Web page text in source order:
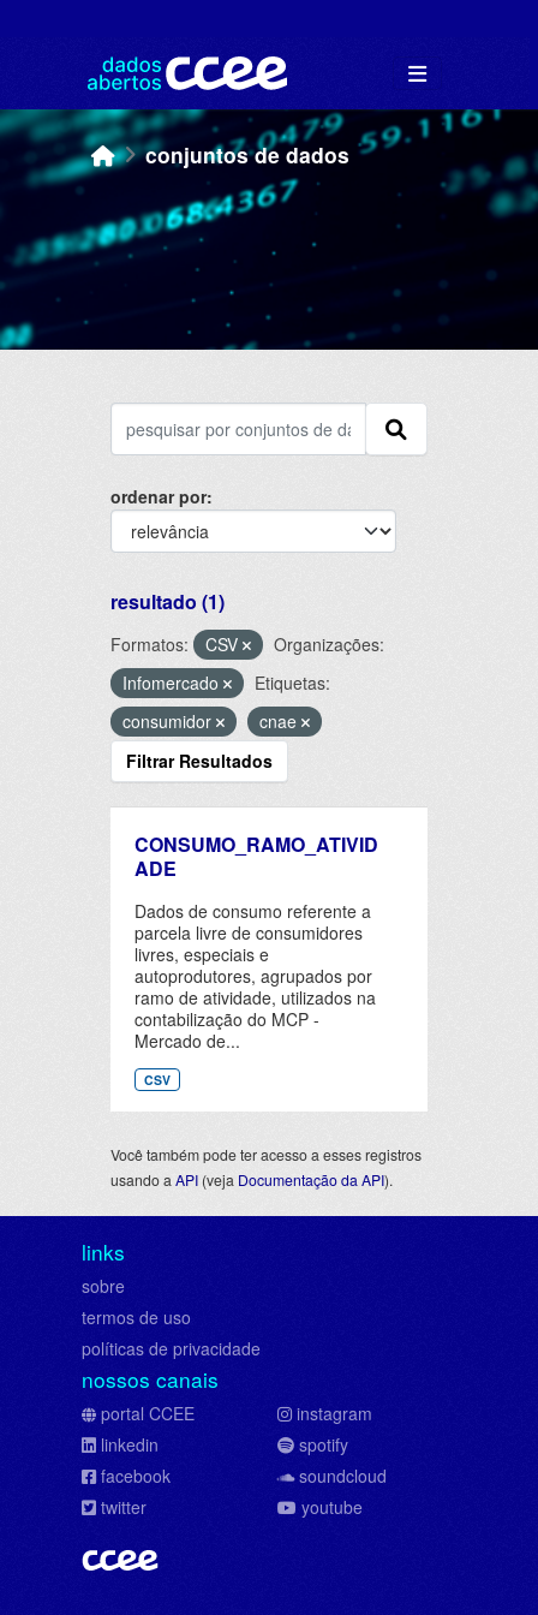
conjuntos de dados
ordenar por
resultado (1)
Formatos: CSV
Organizações:
Infomercado
Etiquetas:
consumidor
cnae
Filtrar Resultados
CONSUMO_RAMO_ATIVID
ADE
Dados de consumo referente a
parcela livre de consumidores
livres, especiais e
autoprodutores, agrupados por
ramo de atividade, utilizados na
contabilização do MCP -
Mercado de...
CSV
Você também pode ter acesso a esses registros
usando a API (veja Documentação da API).
links
sobre
termos de uso
políticas de privacidade
nossos canais
portal CCEE
linkedin
facebook
twitter
instagram
spotify
soundcloud
youtube